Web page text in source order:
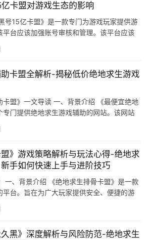
卡盟对游戏生态的影响
号15亿卡盟》是一款专门为游戏玩家提供游
平台应该加强账号审核和管理。该平台应该
卡盟全解析-揭秘低价绝地求生游戏
卡盟》一文导读 一、背景介绍 《最便宜绝地
专门提供绝地求生游戏辅助的网站。该网站
盟》游戏策略解析与玩法心得-绝地求
手如何快速上手与进阶技巧
一、背景介绍 《绝地求生排骨卡盟》是一款
平台。旨在为广大玩家提供安全、便捷的游
久黑》深度解析与风险防范-绝地求生